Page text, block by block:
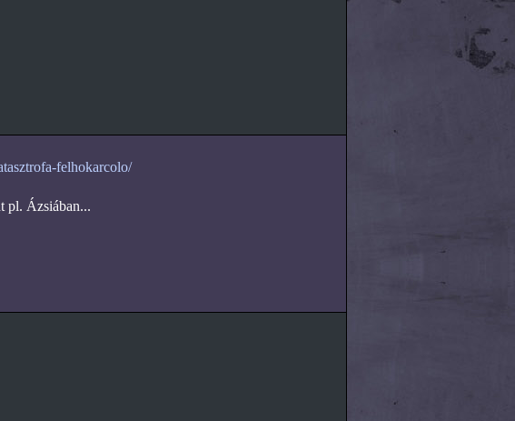
felhokarcolo/
pl. Ázsiában...